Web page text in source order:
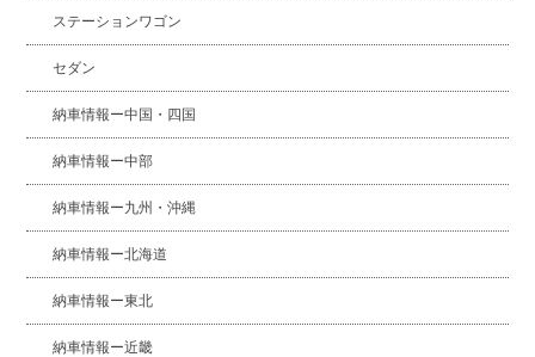
ステーションワゴン
セダン
納車情報ー中国・四国
納車情報ー中部
納車情報ー九州・沖縄
納車情報ー北海道
納車情報ー東北
納車情報ー近畿